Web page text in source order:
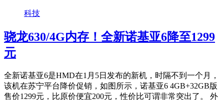
科技
骁龙630/4G内存！全新诺基亚6降至1299
元
全新诺基亚6是HMD在1月5日发布的新机，时隔不到一个月，
该机在苏宁平台降价促销，如图所示，诺基亚6 4GB+32GB版
售价1299元，比原价便宜200元，性价比可谓非常突出了。 外